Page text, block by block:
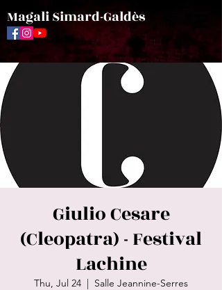
Magali Simard-Galdès
Giulio Cesare
(Cleopatra) - Festival
Lachine
Thu, Jul 24
  |
Salle Jeannine-Serres